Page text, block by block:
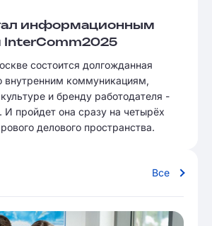
информационным
InterComm2025
состоится долгожданная
внутренним коммуникациям,
и бренду работодателя -
И пройдет она сразу на четырёх
делового пространства.
Все